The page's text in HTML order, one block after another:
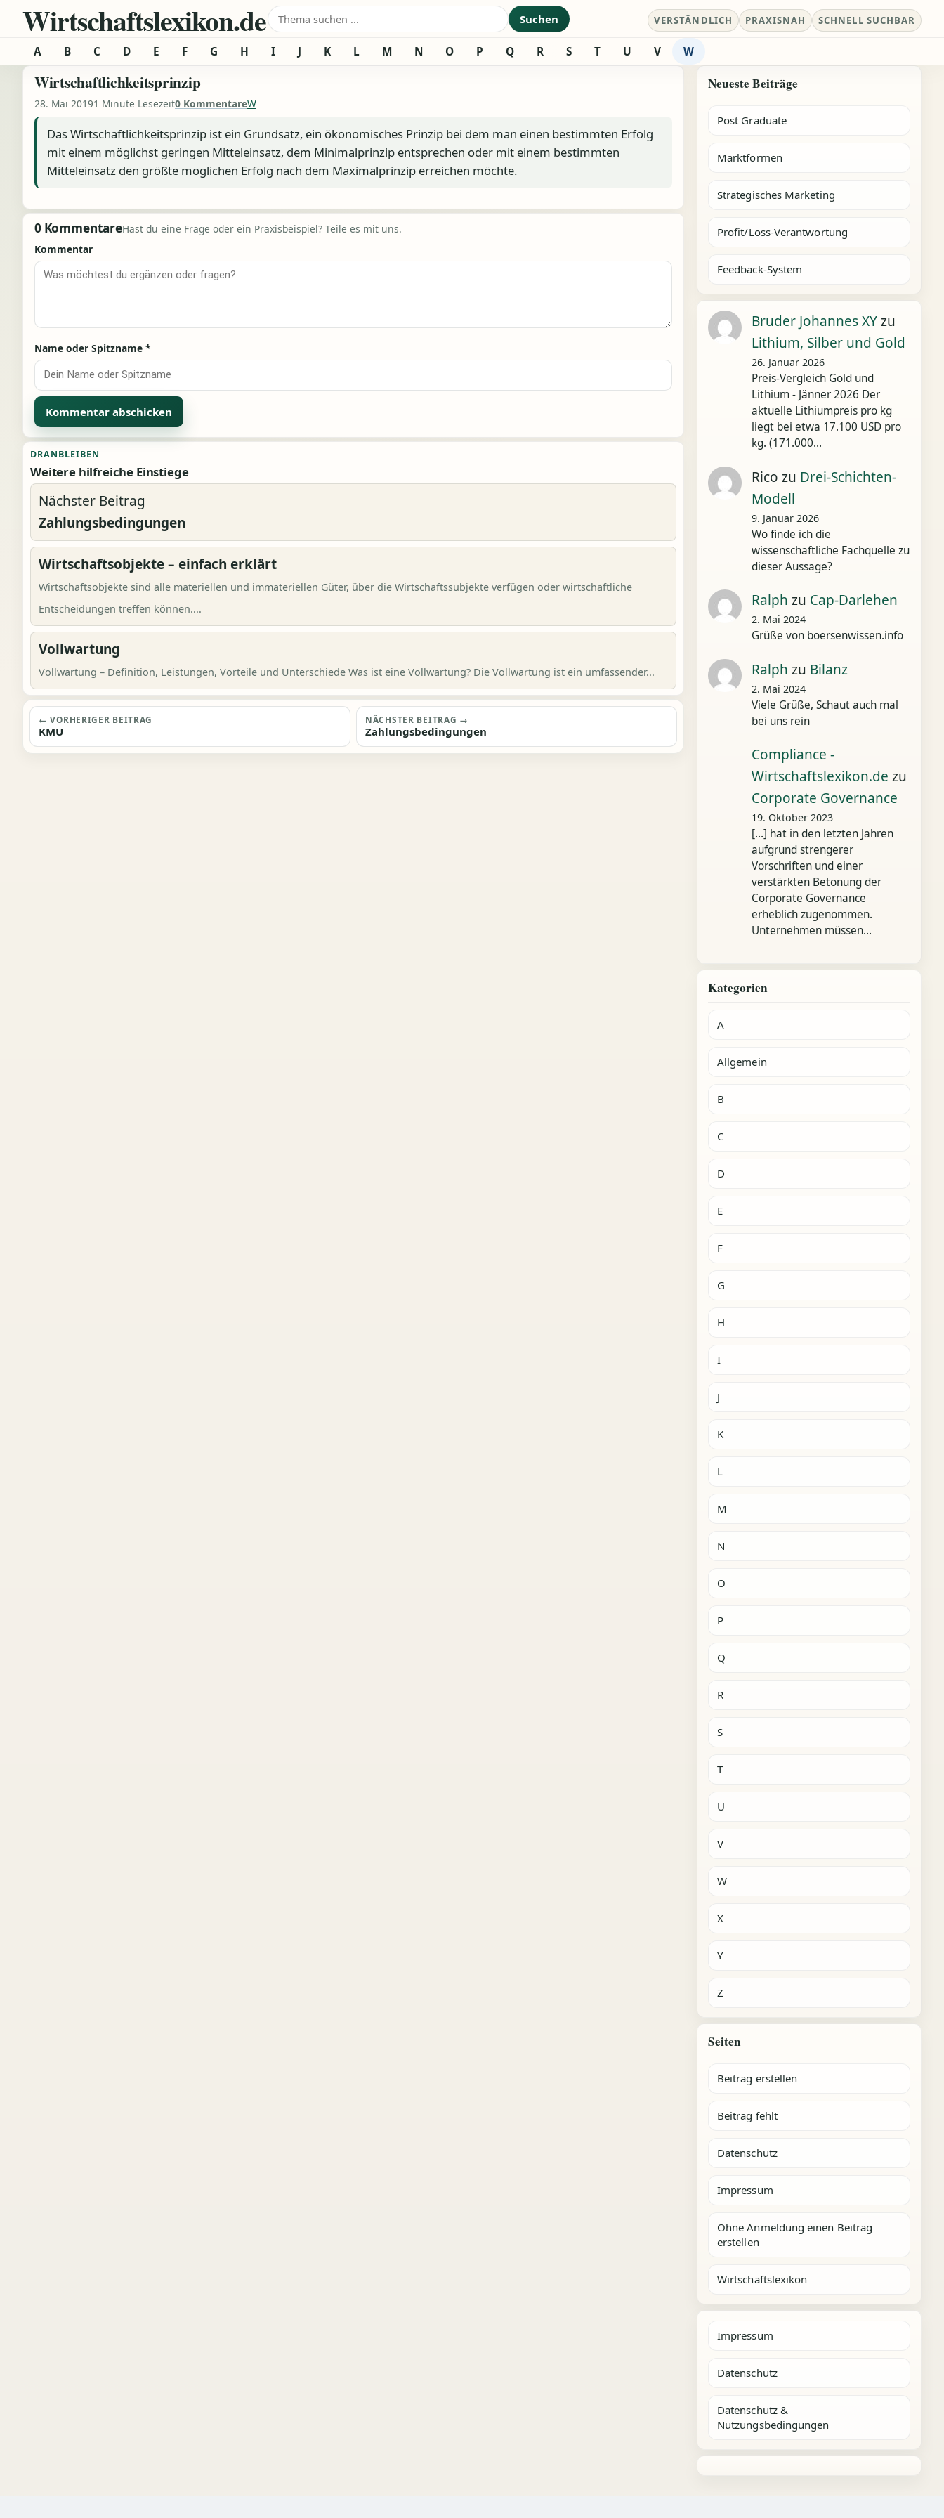
Zum Inhalt springen
Wirtschaftslexikon.deSuche nach: Suchen VERSTÄNDLICH PRAXISNAH SCHNELL SUCHBAR
A B C D E F G H I J K L M N O P Q R S T U V W
Wirtschaftlichkeitsprinzip
28. Mai 20191 Minute Lesezeit0 KommentareW
Das Wirtschaftlichkeitsprinzip ist ein Grundsatz, ein ökonomisches Prinzip bei dem man einen bestimmten Erfolg
mit einem möglichst geringen Mitteleinsatz, dem Minimalprinzip entsprechen oder mit einem bestimmten
Mitteleinsatz den größte möglichen Erfolg nach dem Maximalprinzip erreichen möchte.
0 KommentareHast du eine Frage oder ein Praxisbeispiel? Teile es mit uns.
Kommentar
Name oder Spitzname *
Alternative:
DRANBLEIBEN
Weitere hilfreiche Einstiege
Nächster Beitrag
Zahlungsbedingungen
Wirtschaftsobjekte – einfach erklärt
Wirtschaftsobjekte sind alle materiellen und immateriellen Güter, über die Wirtschaftssubjekte verfügen oder wirtschaftliche
Entscheidungen treffen können....
Vollwartung
Vollwartung – Definition, Leistungen, Vorteile und Unterschiede Was ist eine Vollwartung? Die Vollwartung ist ein umfassender...
Beitragsnavigation
← VORHERIGER BEITRAG
KMU
NÄCHSTER BEITRAG →
Zahlungsbedingungen
Neueste Beiträge
Post Graduate
Marktformen
Strategisches Marketing
Profit/Loss-Verantwortung
Feedback-System
Bruder Johannes XYzu
Lithium, Silber und Gold
26. Januar 2026
Preis-Vergleich Gold und
Lithium - Jänner 2026 Der
aktuelle Lithiumpreis pro kg
liegt bei etwa 17.100 USD pro
kg. (171.000…
Rico zu Drei-Schichten-
Modell
9. Januar 2026
Wo finde ich die
wissenschaftliche Fachquelle zu
dieser Aussage?
Ralph zu Cap-Darlehen
2. Mai 2024
Grüße von boersenwissen.info
Ralph zu Bilanz
2. Mai 2024
Viele Grüße, Schaut auch mal
bei uns rein
Compliance -
Wirtschaftslexikon.de zu
Corporate Governance
19. Oktober 2023
[…] hat in den letzten Jahren
aufgrund strengerer
Vorschriften und einer
verstärkten Betonung der
Corporate Governance
erheblich zugenommen.
Unternehmen müssen…
Kategorien
A
Allgemein
B
C
D
E
F
G
H
I
J
K
L
M
N
O
P
Q
R
S
T
U
V
W
X
Y
Z
Seiten
Beitrag erstellen
Beitrag fehlt
Datenschutz
Impressum
Ohne Anmeldung einen Beitrag
erstellen
Wirtschaftslexikon
Impressum
Datenschutz
Datenschutz &
Nutzungsbedingungen